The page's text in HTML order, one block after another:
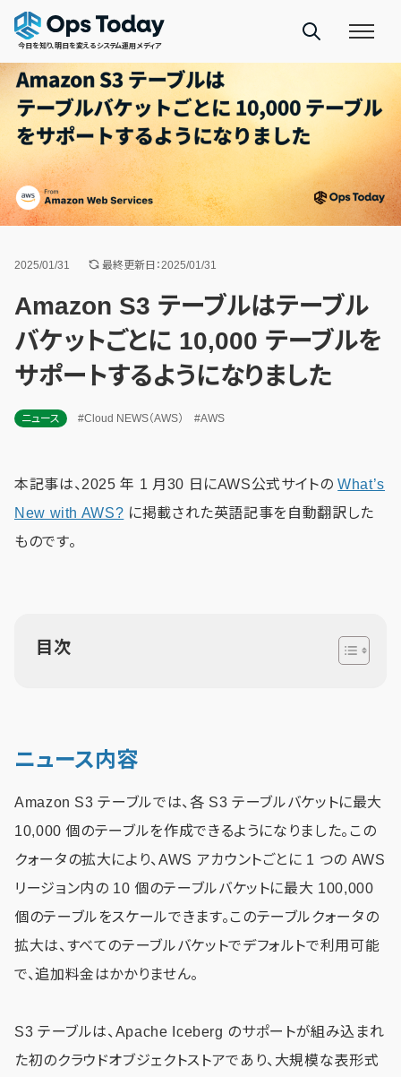
今日を知り、明日を変えるシステム運用メディア
2025/01/31 最終更新日：2025/01/31
Amazon S3 テーブルはテーブル
バケットごとに 10,000 テーブルを
サポートするようになりました
ニュース #Cloud NEWS（AWS） #AWS
本記事は、2025 年 1 月30 日にAWS公式サイトのWhat’s
New with AWS? に掲載された英語記事を自動翻訳した
ものです。
目次
ニュース内容
Amazon S3 テーブルでは、各 S3 テーブルバケットに最大
10,000 個のテーブルを作成できるようになりました。この
クォータの拡大により、AWS アカウントごとに 1 つの AWS
リージョン内の 10 個のテーブルバケットに最大 100,000
個のテーブルをスケールできます。このテーブルクォータの
拡大は、すべてのテーブルバケットでデフォルトで利用可能
で、追加料金はかかりません。
S3 テーブルは、Apache Iceberg のサポートが組み込まれ
た初のクラウドオブジェクトストアであり、大規模な表形式